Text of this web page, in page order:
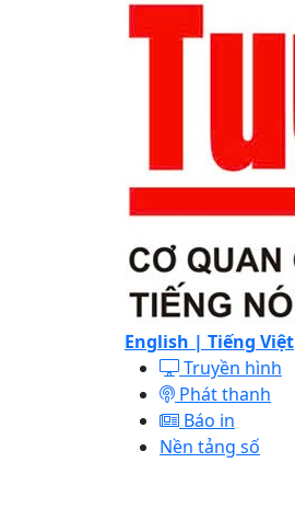
English | Tiếng Việt
Truyền hình
Phát thanh
Báo in
Nền tảng số